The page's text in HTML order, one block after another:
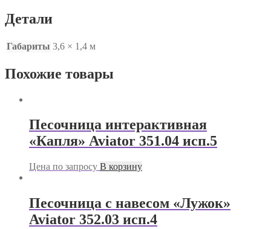
исп.3
Детали
Габариты 3,6 × 1,4 м
Похожие товары
Песочница интерактивная
«Капля» Aviator 351.04 исп.5
Цена по запросу В корзину
Песочница с навесом «Лужок»
Aviator 352.03 исп.4